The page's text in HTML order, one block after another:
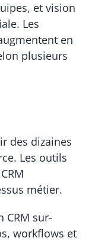
et vision
Les
en
plusieurs
des dizaines
Les outils
métier.
CRM sur-
workflows et